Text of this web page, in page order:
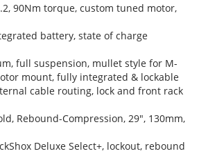
90Nm torque, custom tuned motor,
battery, state of charge
full suspension, mullet style for M-
mount, fully integrated & lockable
cable routing, lock and front rack
Rebound-Compression, 29", 130mm,
Deluxe Select+, lockout, rebound